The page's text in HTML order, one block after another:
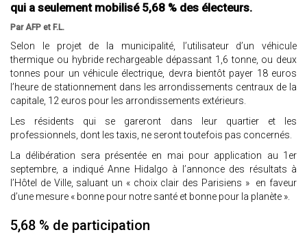
qui a seulement mobilisé 5,68 % des électeurs.
Par AFP et F.L.
Selon le projet de la municipalité, l’utilisateur d’un véhicule
thermique ou hybride rechargeable dépassant 1,6 tonne, ou deux
tonnes pour un véhicule électrique, devra bientôt payer 18 euros
l’heure de stationnement dans les arrondissements centraux de la
capitale, 12 euros pour les arrondissements extérieurs.
Les résidents qui se gareront dans leur quartier et les
professionnels, dont les taxis, ne seront toutefois pas concernés.
La délibération sera présentée en mai pour application au 1er
septembre, a indiqué Anne Hidalgo à l’annonce des résultats à
l’Hôtel de Ville, saluant un « choix clair des Parisiens » en faveur
d’une mesure « bonne pour notre santé et bonne pour la planète ».
5,68 % de participation